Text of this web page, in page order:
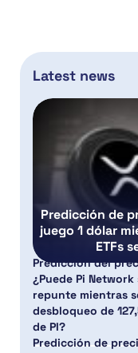
Latest news
Predicción de
juego 1 dólar
ETFs
Predicción del
¿Puede Pi
repunte mientras
desbloqueo de
de PI?
Predicción de